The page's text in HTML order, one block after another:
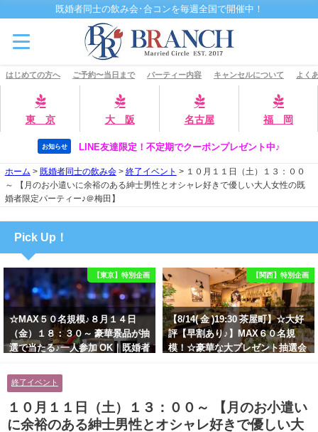
既婚者同士の飲み会･合コンを毎週全国で開催中！
はじめての方へ ご予約〜当日まで パーティー内容 キャンセルについて よく
東 京 大 阪 名古屋 福 岡
お知らせ LINE友達限定！不定期でクーポンプレゼント中♪
ホーム > 既婚者同士の飲み会> 終了イベント > １０月１１日（土）１３：００
～ 【月のお小遣いに余裕のある紳士男性とオシャレ好きで優しい大人女性の既
婚者限定パーティー♪＠梅田】
Pick Up！
【東京】特別企画
☆MAX５０名規模♪８月１４日
（金）１８：３０～ 豪華景品が抽
選で当たる♪一人参加 OK｜既婚者
に余裕のある健康的なオシャレ男
性と美容好きで優しさのある大人
女性の既婚者限定ビッグパーティ
ー♪＠池袋】
【関西】特別企画
【8/14( 金 )19:30 茶屋町】☆大好
評【早割あり♪】MAX６０名規
模！☆豪華な大プレゼント抽選会
ティー♪＠茶屋町】
終了イベント
１０月１１日（土）１３：００～ 【月のお小遣い
に余裕のある紳士男性とオシャレ好きで優しい大